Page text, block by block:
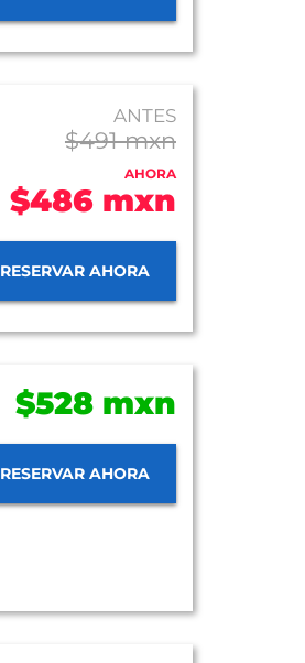
ANTES
$491 mxn
AHORA
$486 mxn
RESERVAR AHORA
$528 mxn
RESERVAR AHORA